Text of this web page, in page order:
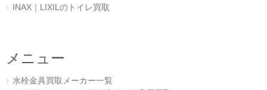
INAX｜LIXILのトイレ買取
メニュー
水栓金具買取メーカー一覧